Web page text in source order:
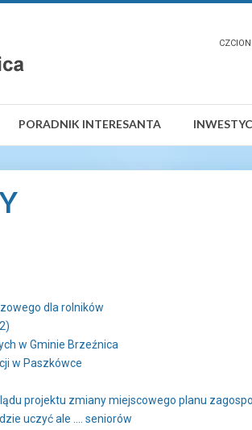
PORADNIK INTERESANTA
dla rolników
w Gminie Brzeźnica
w Paszkówce
projektu zmiany miejscowego planu
uczyć ale …. seniorów